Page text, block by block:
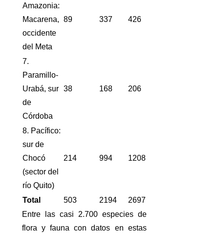
Amazonia:
Macarena,
occidente
del Meta
89 337 426
7.
Paramillo-
Urabá, sur
de
Córdoba
38 168 206
8. Pacífico:
sur de
Chocó
(sector del
río Quito)
214 994 1208
Total 503 2194
2697
Entre las casi 2.700 especies de
flora y fauna con datos en estas